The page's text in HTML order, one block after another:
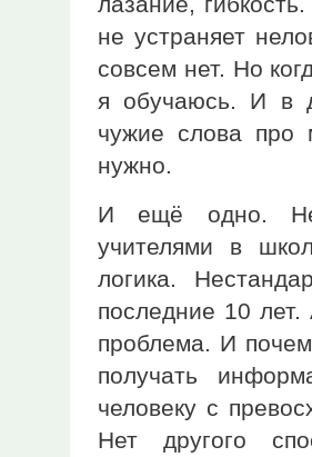
не устраняет
совсем нет. Но
я обучаюсь. И в
чужие слова про
нужно.
И ещё одно. Не
учителями в
логика.
последние 10
проблема. И
получать
человеку с
Нет другого